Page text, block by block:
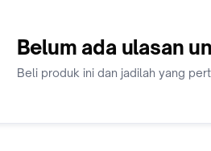
Belum ada ulasan
Beli produk ini dan jadilah yang